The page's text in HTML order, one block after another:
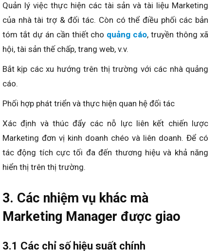
Quản lý việc thực hiện các tài sản và tài liệu Marketing
của nhà tài trợ & đối tác. Còn có thể điều phối các bản
tóm tắt dự án cần thiết cho quảng cáo, truyền thông xã
hội, tài sản thế chấp, trang web, v.v.
Bắt kịp các xu hướng trên thị trường với các nhà quảng
cáo.
Phối hợp phát triển và thực hiện quan hệ đối tác
Xác định và thúc đẩy các nỗ lực liên kết chiến lược
Marketing đơn vị kinh doanh chéo và liên doanh. Để có
tác động tích cực tối đa đến thương hiệu và khả năng
hiển thị trên thị trường.
3. Các nhiệm vụ khác mà
Marketing Manager được giao
3.1 Các chỉ số hiệu suất chính